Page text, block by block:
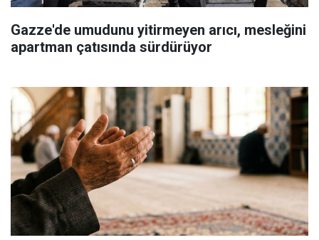
Gazze'de umudunu yitirmeyen arıcı, mesleğini
apartman çatısında sürdürüyor